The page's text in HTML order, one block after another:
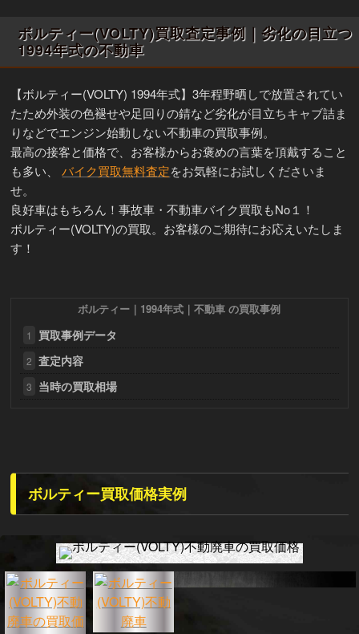
ボルティー(VOLTY)買取査定事例｜劣化の目立つ
1994年式の不動車
【ボルティー(VOLTY) 1994年式】3年程野晒しで放置されてい
たため外装の色褪せや足回りの錆など劣化が目立ちキャブ詰ま
りなどでエンジン始動しない不動車の買取事例。
最高の接客と価格で、お客様からお褒めの言葉を頂戴すること
も多い、バイク買取無料査定をお気軽にお試しくださいま
せ。
良好車はもちろん！事故車・不動車バイク買取もNo１！
ボルティー(VOLTY)の買取。お客様のご期待にお応えいたしま
す！
ボルティー｜1994年式｜不動車 の買取事例
1 買取事例データ
2 査定内容
3 当時の買取相場
ボルティー買取価格実例